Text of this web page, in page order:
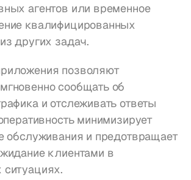
агентов или временное
квалифицированных
других задач.
позволяют
сообщать об
и отслеживать ответы
минимизирует
обслуживания и предотвращает
клиентами в